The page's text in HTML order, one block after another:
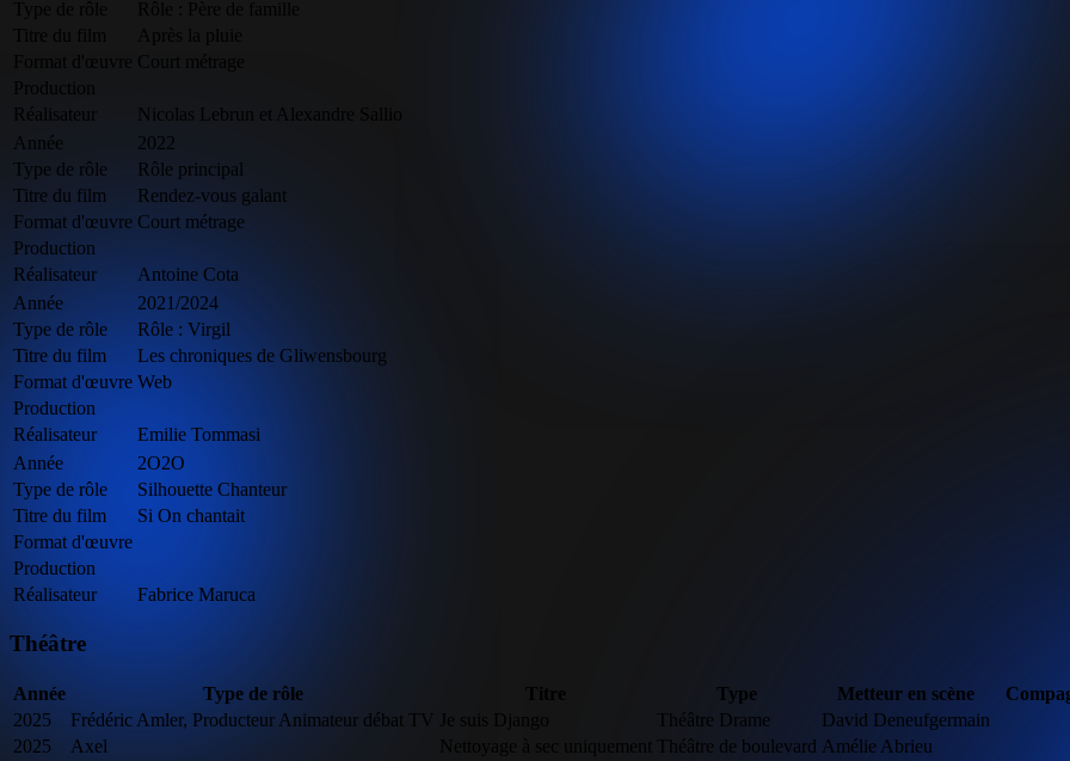
Production
Réalisateur
Nicolas Lebrun et Alexandre Sallio
Année
2022
Type de rôle
Rôle principal
Titre du film
Rendez-vous galant
Format d'œuvre Court métrage
Production
Réalisateur
Antoine Cota
Année
2021/2024
Type de rôle
Rôle : Virgil
Titre du film
Les chroniques de Gliwensbourg
Format d'œuvre Web
Production
Réalisateur
Emilie Tommasi
Année
2O2O
Type de rôle
Silhouette Chanteur
Titre du film
Si On chantait
Format d'œuvre
Production
Réalisateur
Fabrice Maruca
Théâtre
Année Type de rôle Type Metteur en scène
2025
Frédéric Amler, Producteur Animateur débat TV Je suis Django Théâtre Drame
David Deneufgermain
2025
Axel Nettoyage à sec uniquement Théâtre de boulevard Amélie Abrieu